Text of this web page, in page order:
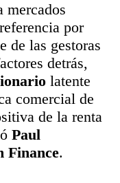
mercados
por
de las gestoras
detrás,
latente
comercial de
de la renta
Paul
Finance.